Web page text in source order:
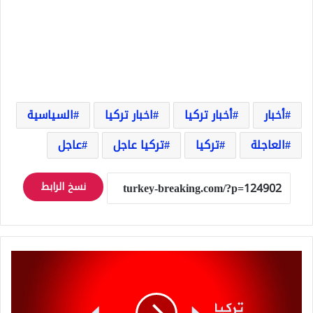
أخبار أخبار تركيا اخبار تركيا
السياسية
العاجلة
تركيا تركيا عاجل عاجل
نسخ الرابط